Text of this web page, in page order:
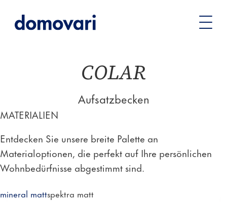
befinden
Waschtische Becken & Säulen
Aufsatzbecken
COLAR
Aufsatzbecken
MATERIALIEN
Entdecken Sie unsere breite Palette an
Materialoptionen, die perfekt auf Ihre persönlichen
Wohnbedürfnisse abgestimmt sind.
mineral mattspektra matt